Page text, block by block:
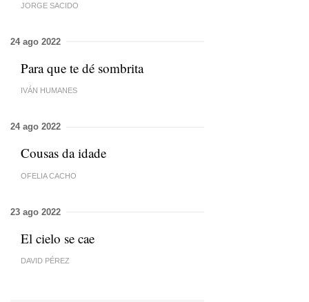
JORGE SACIDO
24 ago 2022
Para que te dé sombrita
IVÁN HUMANES
24 ago 2022
Cousas da idade
OFELIA CACHO
23 ago 2022
El cielo se cae
DAVID PÉREZ